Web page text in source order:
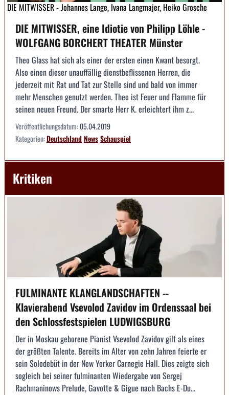
DIE MITWISSER - Johannes Lange, Ivana Langmajer, Heiko Grosche
DIE MITWISSER, eine Idiotie von Philipp Löhle -
WOLFGANG BORCHERT THEATER Münster
Theo Glass hat sich als einer der ersten einen Kwant besorgt.
Also einen dieser unauffällig dienstbeflissenen Herren, die
jederzeit mit Rat und Tat zur Stelle sind und bald von immer
mehr Menschen genutzt werden. Theo ist Feuer und Flamme für
seinen neuen Freund. Der smarte Herr K. erleichtert ihm z...
Veröffentlichungsdatum:05.04.2019
Kategorien:DeutschlandNewsSchauspiel
Kritiken
FULMINANTE KLANGLANDSCHAFTEN --
Klavierabend Vsevolod Zavidov im Ordenssaal bei
den Schlossfestspielen LUDWIGSBURG
Der in Moskau geborene Pianist Vsevolod Zavidov gilt als eines
der größten Talente. Bereits im Alter von zehn Jahren feierte er
sein Solodebüt in der New Yorker Carnegie Hall. Dies zeigte sich
sogleich bei seiner fulminanten Wiedergabe von Sergej
Rachmaninows Prelude, Gavotte & Gigue nach Bachs E-Du...